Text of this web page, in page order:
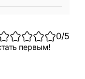
0/5
первым!